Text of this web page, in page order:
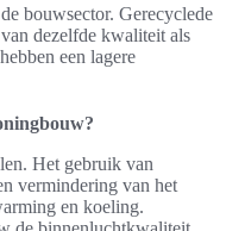
bouwsector. Gerecyclede
dezelfde kwaliteit als
een lagere
Het gebruik van
vermindering van het
en koeling.